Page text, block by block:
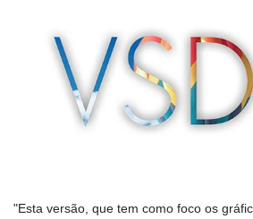
"Esta versão, que tem como foco os